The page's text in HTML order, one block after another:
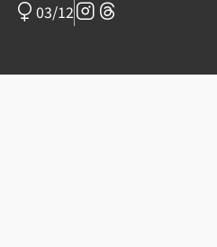
03/12